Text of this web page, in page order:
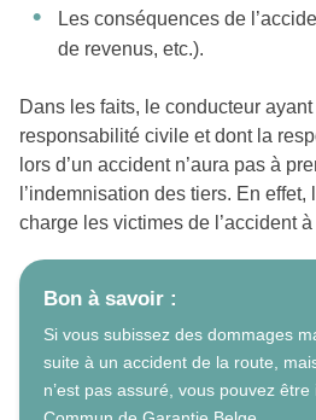
Les conséquences de
de revenus, etc.).
Dans les faits, le conducteur
responsabilité civile et dont la
lors d’un accident n’aura pas à
l’indemnisation des tiers. En effet,
charge les victimes de l’accident
Bon à savoir :
Si vous subissez des dommages
suite à un accident de la route,
n’est pas assuré, vous pouvez